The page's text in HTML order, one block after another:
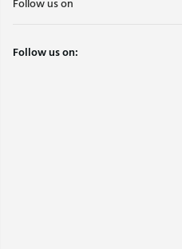
Follow us on: